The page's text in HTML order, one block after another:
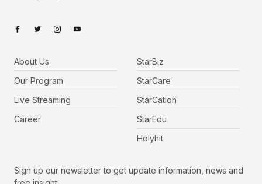
About Us
Our Program
Live Streaming
Career
StarBiz
StarCare
StarCation
StarEdu
Holyhit
Sign up our newsletter to get update information, news and